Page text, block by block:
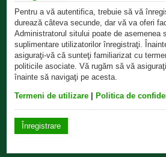
Pentru a vă autentifica, trebuie să vă
durează câteva secunde, dar vă va oferi
Administratorul sitului poate de asemenea
suplimentare utilizatorilor înregistraţi.
asiguraţi-vă că sunteţi familiarizat cu
politicile asociate. Vă rugăm să vă
înainte să navigaţi pe acesta.
Termeni de utilizare Politica de
Înregistrare